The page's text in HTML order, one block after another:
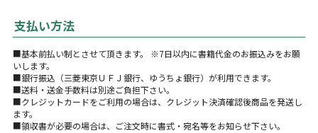
支払い方法
■基本前払い制とさせて頂きます。 ※7日以内に書籍代金のお振込みをお願
いします。
■銀行振込（三菱東京ＵＦＪ銀行、ゆうちょ銀行）が利用できます。
■送料・送金手数料は別途ご負担下さい。
■クレジットカードをご利用の場合は、クレジット決済確認後商品を発送し
ます。
■領収書が必要の場合は、ご注文時に書式・宛名等をお知らせ下さい。